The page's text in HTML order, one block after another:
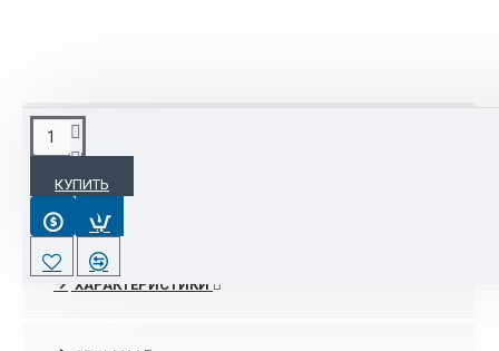
КУПИТЬ
ОПИСАНИЕ
Картридж C-EXV60 черный для Canon iR 2425 (4311C001)
ХАРАКТЕРИСТИКИ